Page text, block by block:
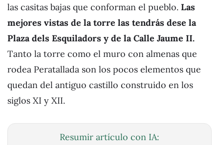
las casitas bajas que conforman el pueblo. Las
mejores vistas de la torre las tendrás dese la
Plaza dels Esquiladors y de la Calle Jaume II.
Tanto la torre como el muro con almenas que
rodea Peratallada son los pocos elementos que
quedan del antiguo castillo construido en los
siglos XI y XII.
Resumir artículo con IA: